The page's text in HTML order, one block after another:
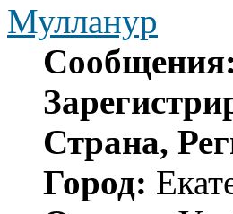
Мулланур
Сообщения:
Страна,
Город: